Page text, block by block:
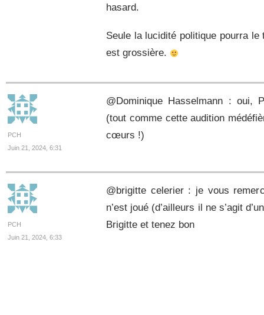
hasard.
Seule la lucidité politique pourra
est grossière.
PCH
Juin 21, 2024, 6:31
@Dominique Hasselmann : oui,
(tout comme cette audition
cœurs !)
PCH
Juin 21, 2024, 6:33
@brigitte celerier : je vous
n’est joué (d’ailleurs il ne s’agit
Brigitte et tenez bon